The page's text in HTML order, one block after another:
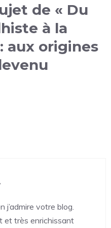
de « Du
à la
aux origines
j’admire votre blog.
et très enrichissant